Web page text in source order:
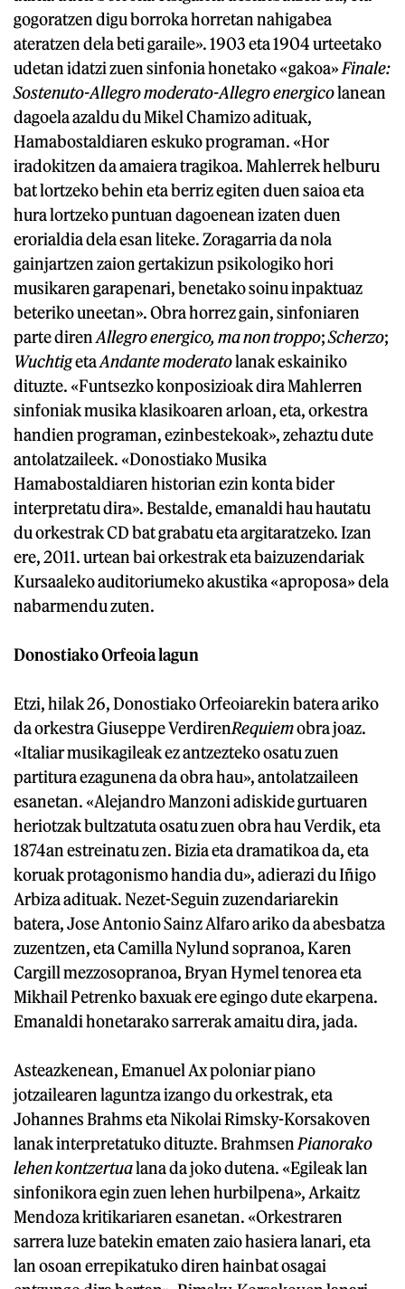
gogoratzen digu borroka horretan nahigabea
ateratzen dela beti garaile». 1903 eta 1904 urteetako
udetan idatzi zuen sinfonia honetako «gakoa» Finale:
Sostenuto-Allegro moderato-Allegro energicolanean
dagoela azaldu du Mikel Chamizo adituak,
Hamabostaldiaren eskuko programan. «Hor
iradokitzen da amaiera tragikoa. Mahlerrek helburu
bat lortzeko behin eta berriz egiten duen saioa eta
hura lortzeko puntuan dagoenean izaten duen
erorialdia dela esan liteke. Zoragarria da nola
gainjartzen zaion gertakizun psikologiko hori
musikaren garapenari, benetako soinu inpaktuaz
beteriko uneetan». Obra horrez gain, sinfoniaren
parte direnAllegro energico, ma non troppo;Scherzo;
WuchtigetaAndante moderatolanak eskainiko
dituzte. «Funtsezko konposizioak dira Mahlerren
sinfoniak musika klasikoaren arloan, eta, orkestra
handien programan, ezinbestekoak», zehaztu dute
antolatzaileek. «Donostiako Musika
Hamabostaldiaren historian ezin konta bider
interpretatu dira». Bestalde, emanaldi hau hautatu
du orkestrak CD bat grabatu eta argitaratzeko. Izan
ere, 2011. urtean bai orkestrak eta baizuzendariak
Kursaaleko auditoriumeko akustika «aproposa» dela
nabarmendu zuten.
Donostiako Orfeoia lagun
Etzi, hilak 26, Donostiako Orfeoiarekin batera ariko
da orkestra Giuseppe VerdirenRequiemobra joaz.
«Italiar musikagileak ez antzezteko osatu zuen
partitura ezagunena da obra hau», antolatzaileen
esanetan. «Alejandro Manzoni adiskide gurtuaren
heriotzak bultzatuta osatu zuen obra hau Verdik, eta
1874an estreinatu zen. Bizia eta dramatikoa da, eta
koruak protagonismo handia du», adierazi du Iñigo
Arbiza adituak. Nezet-Seguin zuzendariarekin
batera, Jose Antonio Sainz Alfaro ariko da abesbatza
zuzentzen, eta Camilla Nylund sopranoa, Karen
Cargill mezzosopranoa, Bryan Hymel tenorea eta
Mikhail Petrenko baxuak ere egingo dute ekarpena.
Emanaldi honetarako sarrerak amaitu dira, jada.
Asteazkenean, Emanuel Ax poloniar piano
jotzailearen laguntza izango du orkestrak, eta
Johannes Brahms eta Nikolai Rimsky-Korsakoven
lanak interpretatuko dituzte. Brahmsen Pianorako
lehen kontzertualana da joko dutena. «Egileak lan
sinfonikora egin zuen lehen hurbilpena», Arkaitz
Mendoza kritikariaren esanetan. «Orkestraren
sarrera luze batekin ematen zaio hasiera lanari, eta
lan osoan errepikatuko diren hainbat osagai